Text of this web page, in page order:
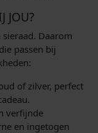
JOU?
Daarom
passen bij
of zilver, perfect
verfijnde
en ingetogen